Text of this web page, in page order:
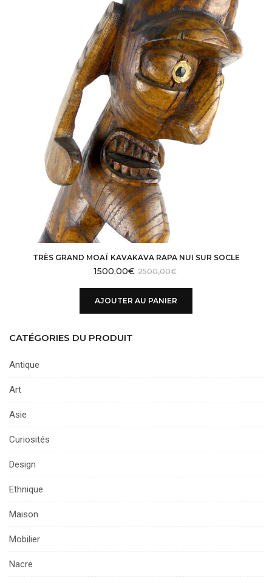
TRÈS GRAND MOAÏ KAVAKAVA RAPA NUI SUR SOCLE
2500,00€
1500,00€
AJOUTER AU PANIER
CATÉGORIES DU PRODUIT
Antique
Art
Asie
Curiosités
Design
Ethnique
Maison
Mobilier
Nacre